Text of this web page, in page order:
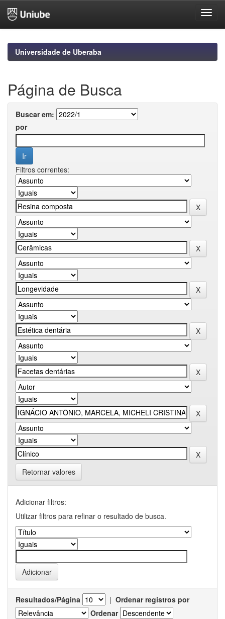
navigationUniversidade de Uberaba
Página de Busca
Buscar em:
por
Filtros correntes:
Retornar valores
Adicionar filtros:
Utilizar filtros para refinar o resultado de busca.
Resultados/Página | Ordenar registros por
Ordenar